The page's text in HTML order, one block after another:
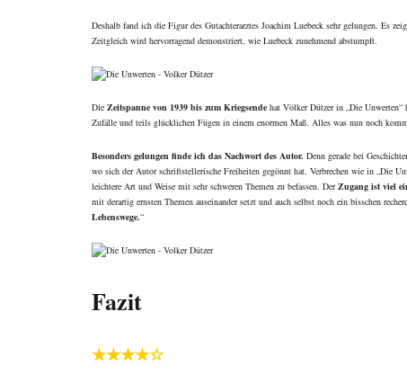
Deshalb fand ich die Figur des Gutachterarztes Joachim Luebeck sehr gelungen. Es
Zeitgleich wird hervorragend demonstriert, wie Luebeck zunehmend abstumpft.
Die Zeitspanne von 1939 bis zum Kriegsende hat Völker Dützer in „Die Unwerten“
Zufälle und teils glücklichen Fügen in einem enormen Maß. Alles was nun noch
Besonders gelungen finde ich das Nachwort des Autor. Denn gerade bei
wo sich der Autor schriftstellerische Freiheiten gegönnt hat. Verbrechen wie in „Die
leichtere Art und Weise mit sehr schweren Themen zu befassen. DerZugang ist viel
mit derartig ernsten Themen auseinander setzt und auch selbst noch ein bisschen
Lebenswege.“
Fazit
★★★★☆